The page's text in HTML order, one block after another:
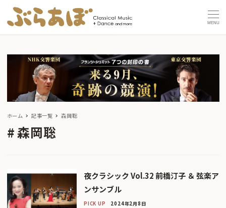
MENU
ホーム 記事一覧 森岡聡
森岡聡
夜クラシック Vol.32 前橋汀子 ＆ 弦楽ア
ンサンブル
PICK UP 2024年2月8日